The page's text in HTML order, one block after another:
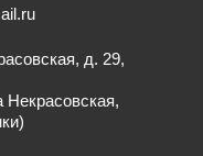
д. 29,
Некрасовская,